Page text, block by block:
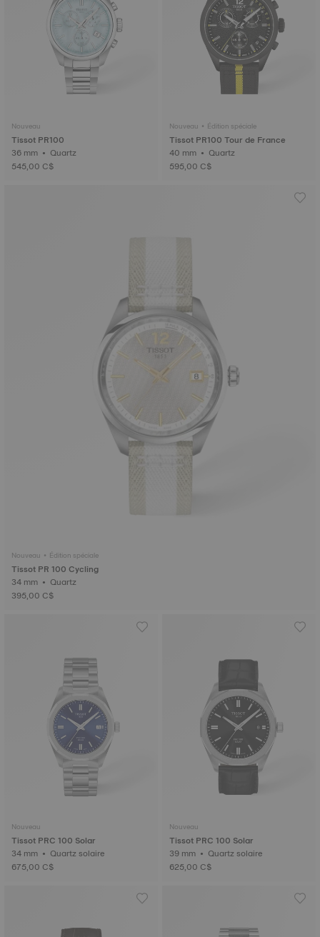
Nouveau
Tissot PR100
36 mm • Quartz
545,00 C$
Nouveau • Édition spéciale
Tissot PR100 Tour de France
40 mm • Quartz
595,00 C$
Nouveau • Édition spéciale
Tissot PR 100 Cycling
34 mm • Quartz
395,00 C$
Nouveau
Tissot PRC 100 Solar
34 mm • Quartz solaire
675,00 C$
Nouveau
Tissot PRC 100 Solar
39 mm • Quartz solaire
625,00 C$